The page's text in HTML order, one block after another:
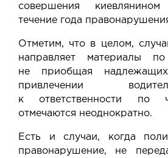
совершения
течение года
Отметим, что в целом,
направляет материалы
не приобщая
привлечении
кответственности по
отмечаются неоднократно.
Есть и случаи, когда
правонарушение, не